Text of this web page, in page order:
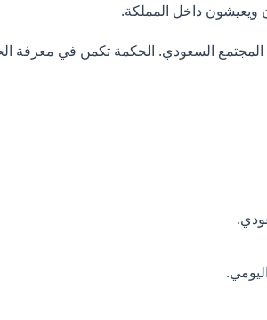
ويعيشون داخل المملكة.
السعودي. الحكمة تكمن في معرفة